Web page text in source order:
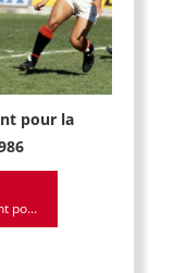
pour la
po...